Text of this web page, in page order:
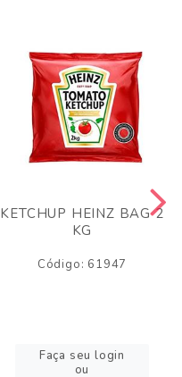
KETCHUP HEINZ BAG 2
KG
Código: 61947
Faça seu login
ou